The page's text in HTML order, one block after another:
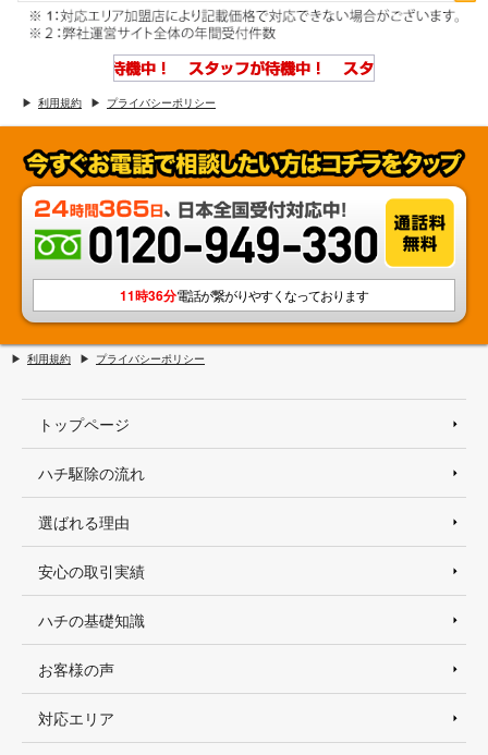
利用規約 プライバシーポリシー
11時36分電話が繋がりやすくなっております
利用規約 プライバシーポリシー
トップページ
ハチ駆除の流れ
選ばれる理由
安心の取引実績
ハチの基礎知識
お客様の声
対応エリア